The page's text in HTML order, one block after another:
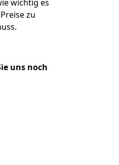
wichtig es
zu
uns noch